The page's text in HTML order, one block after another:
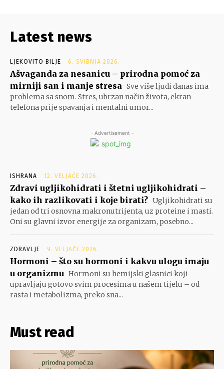
Latest news
LJEKOVITO BILJE 6. SVIBNJA 2026.
Ašvaganda za nesanicu – prirodna pomoć za
mirniji san i manje stresa Sve više ljudi danas ima
problema sa snom. Stres, ubrzan način života, ekran
telefona prije spavanja i mentalni umor...
- Advertisement -
ISHRANA 12. VELJAČE 2026.
Zdravi ugljikohidrati i štetni ugljikohidrati –
kako ih razlikovati i koje birati? Ugljikohidrati su
jedan od tri osnovna makronutrijenta, uz proteine i masti.
Oni su glavni izvor energije za organizam, posebno...
ZDRAVLJE 9. VELJAČE 2026.
Hormoni – što su hormoni i kakvu ulogu imaju
u organizmu Hormoni su hemijski glasnici koji
upravljaju gotovo svim procesima u našem tijelu – od
rasta i metabolizma, preko sna...
Must read